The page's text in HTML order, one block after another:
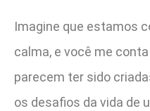
Imagine que estamos
calma, e você me
parecem ter sido
os desafios da vida de